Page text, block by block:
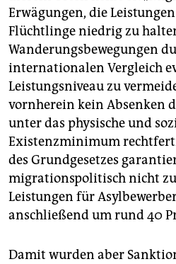
Erwägungen, die
Flüchtlinge niedrig zu
Wanderungsbewegungen
internationalen Vergleich
Leistungsniveau zu
vornherein kein Absenken
unter das physische und
Existenzminimum
des Grundgesetzes
migrationspolitisch nicht
Leistungen für
anschließend um rund 40
Damit wurden aber